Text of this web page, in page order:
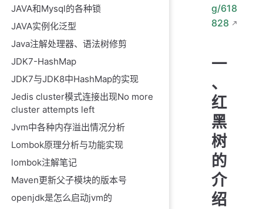
JAVA和Mysql的各种锁
JAVA实例化泛型
Java注解处理器、语法树修剪
JDK7-HashMap
JDK7与JDK8中HashMap的实现
Jedis cluster模式连接出现No more
cluster attempts left
Jvm中各种内存溢出情况分析
Lombok原理分析与功能实现
lombok注解笔记
Maven更新父子模块的版本号
openjdk是怎么启动jvm的
g/618
828
一
、
红
黑
树
的
介
绍